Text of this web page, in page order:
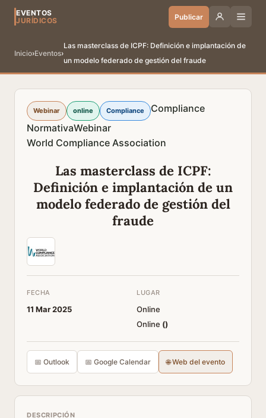
EVENTOS
JURÍDICOS
Publicar
Inicio›Eventos›
Las masterclass de ICPF: Definición e implantación de
un modelo federado de gestión del fraude
Webinar online Compliance
Compliance
NormativaWebinar
World Compliance Association
Las masterclass de ICPF:
Definición e implantación de un
modelo federado de gestión del
fraude
FECHA
11 Mar 2025
LUGAR
Online
Online ()
📅 Outlook 📅 Google Calendar 🌐 Web del evento
DESCRIPCIÓN